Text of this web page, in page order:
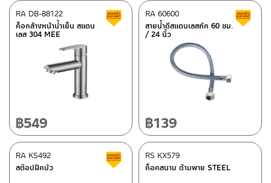
ศูนย์บริการและอะไหล่ กรุงเทพฯ
662/61-62 ถนน พระราม3 แขวงบางโพงพาง เขตยานนาวา กรุงเทพฯ
โทร: 02-358-0080 / 080-075-8668 / 091-545-0556
ศูนย์บริการและอะไหล่ เชียงใหม่
– Lazada
–ซื้อสินค้าชิ้นนี้บน Shopee คลิกที่นี่<<
ซื้อสินค้าชิ้นนี้บน Lazada
ติดต่อพนักงานขาย / Contact Sales Staff
@charnpaiboon.sales
ก็อกล้างหน้าน้ำเย็น สแตน
เลส 304 MEE
RA DB-88122 สินค้าลดราคา เคลียร์สต็อก
฿549
สายน้ำดีสแตนเลสถัก 60 ซม.
/ 24 นิ้ว
RA 60600
฿139
สต๊อปฝักบัว
RA KS492 สินค้าลดราคา เคลียร์สต็อก
ก็อกสนาม ด้ามพาย STEEL
RS KX579